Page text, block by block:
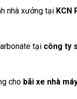
nhà xưởng tại KCN
tại công ty
cho bãi xe nhà